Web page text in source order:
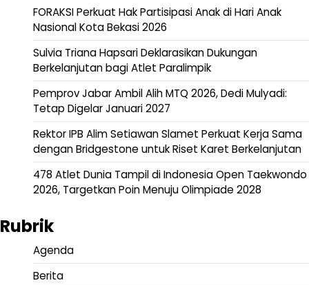
FORAKSI Perkuat Hak Partisipasi Anak di Hari Anak
Nasional Kota Bekasi 2026
Sulvia Triana Hapsari Deklarasikan Dukungan
Berkelanjutan bagi Atlet Paralimpik
Pemprov Jabar Ambil Alih MTQ 2026, Dedi Mulyadi:
Tetap Digelar Januari 2027
Rektor IPB Alim Setiawan Slamet Perkuat Kerja Sama
dengan Bridgestone untuk Riset Karet Berkelanjutan
478 Atlet Dunia Tampil di Indonesia Open Taekwondo
2026, Targetkan Poin Menuju Olimpiade 2028
Rubrik
Agenda
Berita